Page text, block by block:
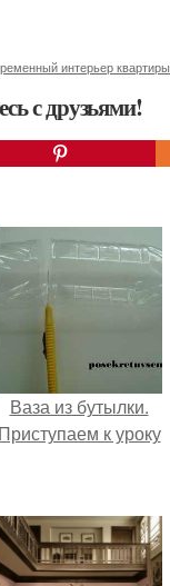
интерьер квартиры
с друзьями!
Ваза из бутылки.
Приступаем к уроку